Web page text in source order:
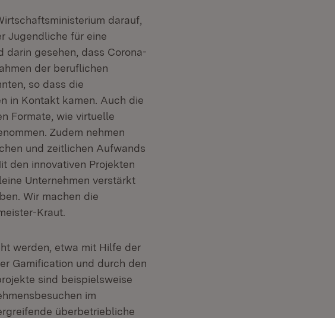
darauf,
Jugendliche für eine
darin gesehen, dass Corona-
der beruflichen
so dass die
in Kontakt kamen. Auch die
Formate, wie virtuelle
Zudem nehmen
und zeitlichen Aufwands
den innovativen Projekten
Unternehmen verstärkt
Wir machen die
Kraut.
werden, etwa mit Hilfe der
Gamification und durch den
sind beispielsweise
im
überbetriebliche